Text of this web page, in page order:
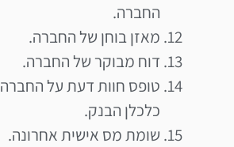
החברה.
מאזן בוחן של החברה.
דוח מבוקר של החברה.
טופס חוות דעת על החברה
כלכלן הבנק.
שומת מס אישית אחרונה.